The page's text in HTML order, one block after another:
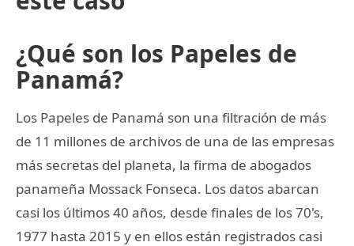
¿Qué son los Papeles de
Panamá?
Los Papeles de Panamá son una filtración de más
de 11 millones de archivos de una de las empresas
más secretas del planeta, la firma de abogados
panameña Mossack Fonseca. Los datos abarcan
casi los últimos 40 años, desde finales de los 70's,
1977 hasta 2015 y en ellos están registrados casi